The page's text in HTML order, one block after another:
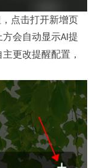
点击打开新增页
方会自动显示AI 提
更改提醒配置，